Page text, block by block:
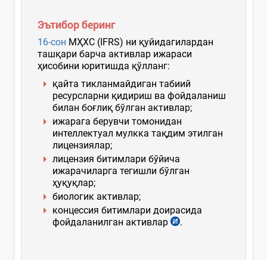
Эътибор беринг
16-сон МҲХС (IFRS) ни қуйидагилардан
ташқари барча активлар ижараси
ҳисобини юритишда қўлланг:
қайта тикланмайдиган табиий
ресурсларни қидириш ва фойдаланиш
билан боғлиқ бўлган активлар;
ижарага берувчи томонидан
интеллектуал мулкка тақдим этилган
лицензиялар;
лицензия битимлари бўйича
ижарачиларга тегишли бўлган
ҳуқуқлар;
биологик активлар;
концессия битимлари доирасида
фойдаланилган активлар
.